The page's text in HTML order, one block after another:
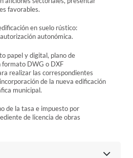
favorables.
en suelo rústico:
autonómica.
papel y digital, plano de
formato DWG o DXF
realizar las correspondientes
de la nueva edificación
municipal.
de la tasa e impuesto por
de licencia de obras